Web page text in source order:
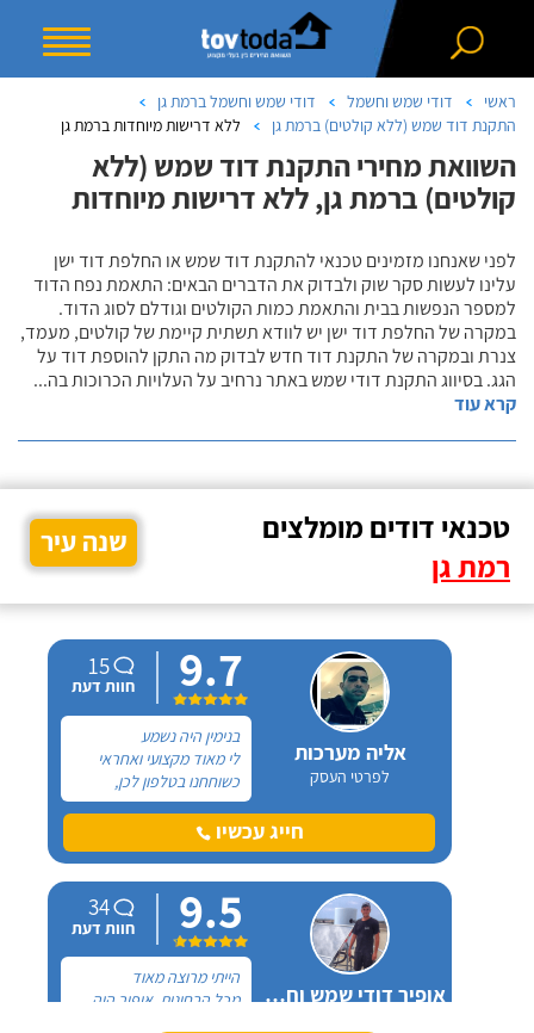
ראשי דודי שמש וחשמל
דודי שמש וחשמל ברמת גן
התקנת דוד שמש (ללא קולטים) ברמת גן
ללא דרישות מיוחדות ברמת גן
השוואת מחירי התקנת דוד שמש (ללא
קולטים) ברמת גן, ללא דרישות מיוחדות
לפני שאנחנו מזמינים טכנאי להתקנת דוד שמש או החלפת דוד ישן
עלינו לעשות סקר שוק ולבדוק את הדברים הבאים: התאמת נפח הדוד
למספר הנפשות בבית והתאמת כמות הקולטים וגודלם לסוג הדוד.
במקרה של החלפת דוד ישן יש לוודא תשתית קיימת של קולטים, מעמד,
צנרת ובמקרה של התקנת דוד חדש לבדוק מה התקן להוספת דוד על
הגג. בסיווג התקנת דודי שמש באתר נרחיב על העלויות הכרוכות בה...
קרא עוד
טכנאי דודים מומלצים
רמת גן
שנה עיר
אליה מערכות
לפרטי העסק
9.7
15
חוות דעת
בנימין היה נשמע
לי מאוד מקצועי ואחראי
כשוחחנו בטלפון לכן,
הזמנתי אותו להחלפת דוד
שמש וקולטים בבניין בו אני
גרה והוא אכן נתן שירות
עבודה נקייה ומסודרת.
חייג עכשיו
אופיר דודי שמש וחשמל
9.5
34
חוות דעת
הייתי מרוצה מאוד
מכל הבחינות, אופיר היה